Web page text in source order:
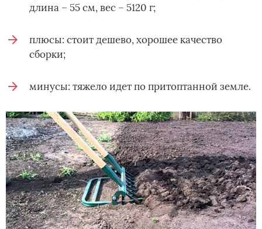
длина – 55 см, вес – 5120 г;
плюсы: стоит дешево, хорошее качество
сборки;
минусы: тяжело идет по притоптанной земле.